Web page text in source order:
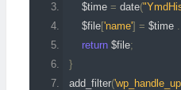
$time = date(
$file['name'] = $time .
return $file;
}
add_filter(